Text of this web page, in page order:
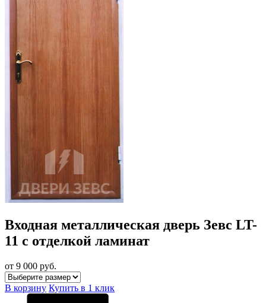
Входная металлическая дверь Зевс LT-
11 с отделкой ламинат
от 9 000 руб.
В корзину Купить в 1 клик